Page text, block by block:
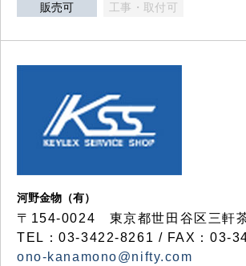
販売可 工事・取付可
河野金物（有）
〒154-0024 東京都世田谷区三軒
TEL：03-3422-8261 / FAX：03-
ono-kanamono@nifty.com